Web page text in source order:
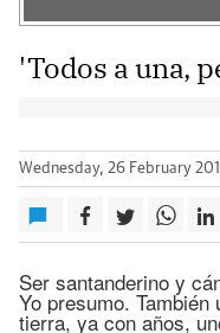
'Todos a una,
Wednesday, 26 February
Ser santanderino y
Yo presumo.
tierra, ya con años,